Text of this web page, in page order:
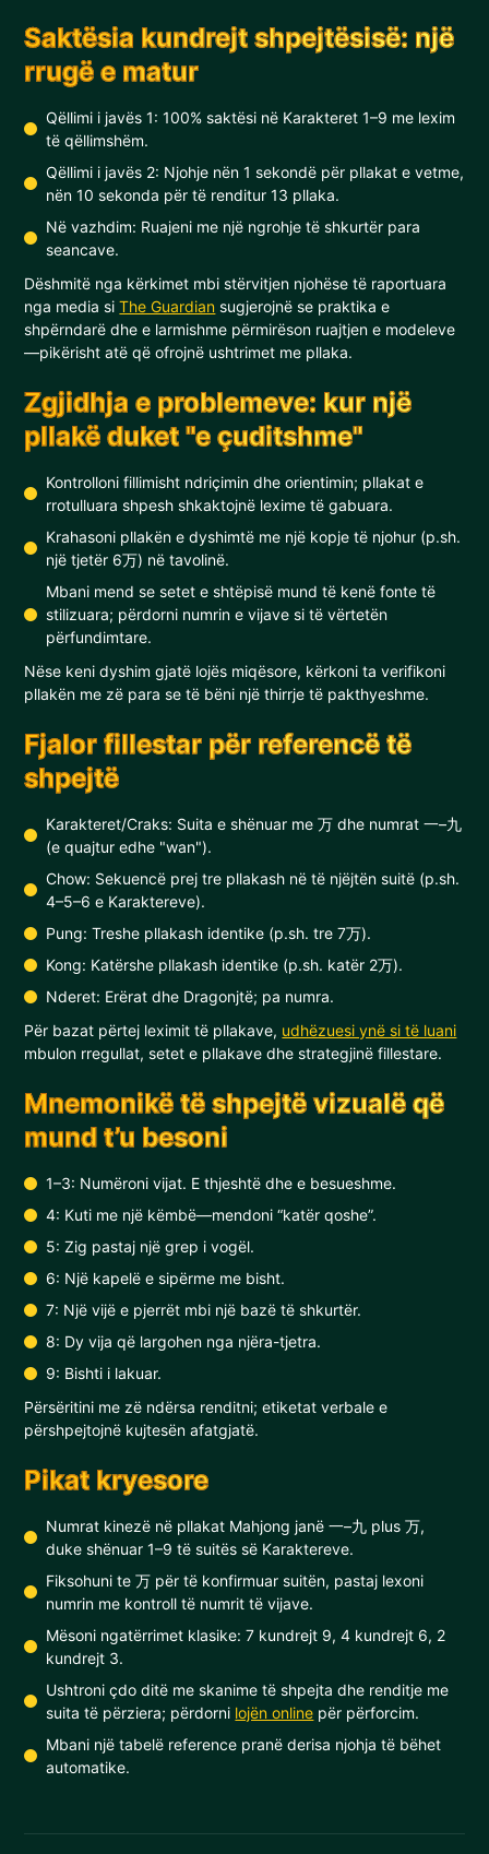
Saktësia kundrejt shpejtësisë: një
rrugë e matur
Qëllimi i javës 1: 100% saktësi në Karakteret 1–9 me lexim
të qëllimshëm.
Qëllimi i javës 2: Njohje nën 1 sekondë për pllakat e vetme,
nën 10 sekonda për të renditur 13 pllaka.
Në vazhdim: Ruajeni me një ngrohje të shkurtër para
seancave.
Dëshmitë nga kërkimet mbi stërvitjen njohëse të raportuara
nga media siThe Guardian sugjerojnë se praktika e
shpërndarë dhe e larmishme përmirëson ruajtjen e modeleve
—pikërisht atë që ofrojnë ushtrimet me pllaka.
Zgjidhja e problemeve: kur një
pllakë duket "e çuditshme"
Kontrolloni fillimisht ndriçimin dhe orientimin; pllakat e
rrotulluara shpesh shkaktojnë lexime të gabuara.
Krahasoni pllakën e dyshimtë me një kopje të njohur (p.sh.
një tjetër 6万) në tavolinë.
Mbani mend se setet e shtëpisë mund të kenë fonte të
stilizuara; përdorni numrin e vijave si të vërtetën
përfundimtare.
Nëse keni dyshim gjatë lojës miqësore, kërkoni ta verifikoni
pllakën me zë para se të bëni një thirrje të pakthyeshme.
Fjalor fillestar për referencë të
shpejtë
Karakteret/Craks: Suita e shënuar me 万 dhe numrat 一–九
(e quajtur edhe "wan").
Chow: Sekuencë prej tre pllakash në të njëjtën suitë (p.sh.
4–5–6 e Karaktereve).
Pung: Treshe pllakash identike (p.sh. tre 7万).
Kong: Katërshe pllakash identike (p.sh. katër 2万).
Nderet: Erërat dhe Dragonjtë; pa numra.
Për bazat përtej leximit të pllakave, udhëzuesi ynë si të luani
mbulon rregullat, setet e pllakave dhe strategjinë fillestare.
Mnemonikë të shpejtë vizualë që
mund t’u besoni
1–3: Numëroni vijat. E thjeshtë dhe e besueshme.
4: Kuti me një këmbë—mendoni “katër qoshe”.
5: Zig pastaj një grep i vogël.
6: Një kapelë e sipërme me bisht.
7: Një vijë e pjerrët mbi një bazë të shkurtër.
8: Dy vija që largohen nga njëra-tjetra.
9: Bishti i lakuar.
Përsëritini me zë ndërsa renditni; etiketat verbale e
përshpejtojnë kujtesën afatgjatë.
Pikat kryesore
Numrat kinezë në pllakat Mahjong janë 一–九 plus 万,
duke shënuar 1–9 të suitës së Karaktereve.
Fiksohuni te 万 për të konfirmuar suitën, pastaj lexoni
numrin me kontroll të numrit të vijave.
Mësoni ngatërrimet klasike: 7 kundrejt 9, 4 kundrejt 6, 2
kundrejt 3.
Ushtroni çdo ditë me skanime të shpejta dhe renditje me
suita të përziera; përdorni lojën online për përforcim.
Mbani një tabelë reference pranë derisa njohja të bëhet
automatike.